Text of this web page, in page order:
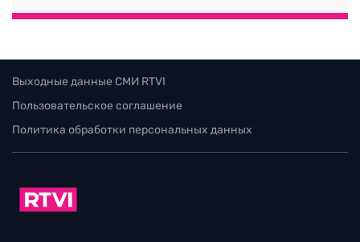
Выходные данные СМИ RTVI
Пользовательское соглашение
Политика обработки персональных данных